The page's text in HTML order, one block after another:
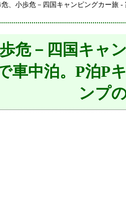
、小歩危－四国キャンピングカー旅 -
危－四国キャ
車中泊。P泊P
ンプ